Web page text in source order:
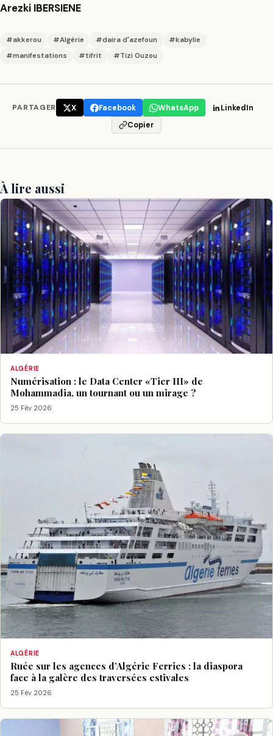
Arezki IBERSIENE
#akkerou #Algérie #daira d'azefoun
#kabylie
#manifestations
#tifrit #Tizi Ouzou
PARTAGER X Facebook WhatsApp
LinkedIn
Copier
À lire aussi
ALGÉRIE
Numérisation : le Data Center «Tier III» de
Mohammadia, un tournant ou un mirage ?
25 Fév 2026
ALGÉRIE
Ruée sur les agences d’Algérie Ferries : la diaspora
face à la galère des traversées estivales
25 Fév 2026